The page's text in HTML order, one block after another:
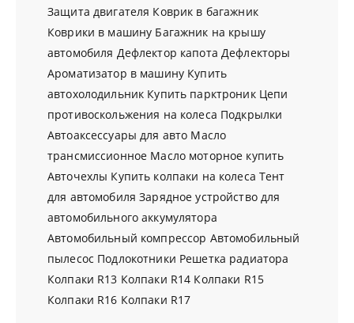
Защита двигателя Коврик в багажник
Коврики в машину Багажник на крышу
автомобиля Дефлектор капота Дефлекторы
Ароматизатор в машину Купить
автохолодильник Купить парктроник Цепи
противоскольжения на колеса Подкрылки
Автоаксессуары для авто Масло
трансмиссионное Масло моторное купить
Авточехлы Купить колпаки на колеса Тент
для автомобиля Зарядное устройство для
автомобильного аккумулятора
Автомобильный компрессор Автомобильный
пылесос Подлокотники Решетка радиатора
Колпаки R13 Колпаки R14 Колпаки R15
Колпаки R16 Колпаки R17